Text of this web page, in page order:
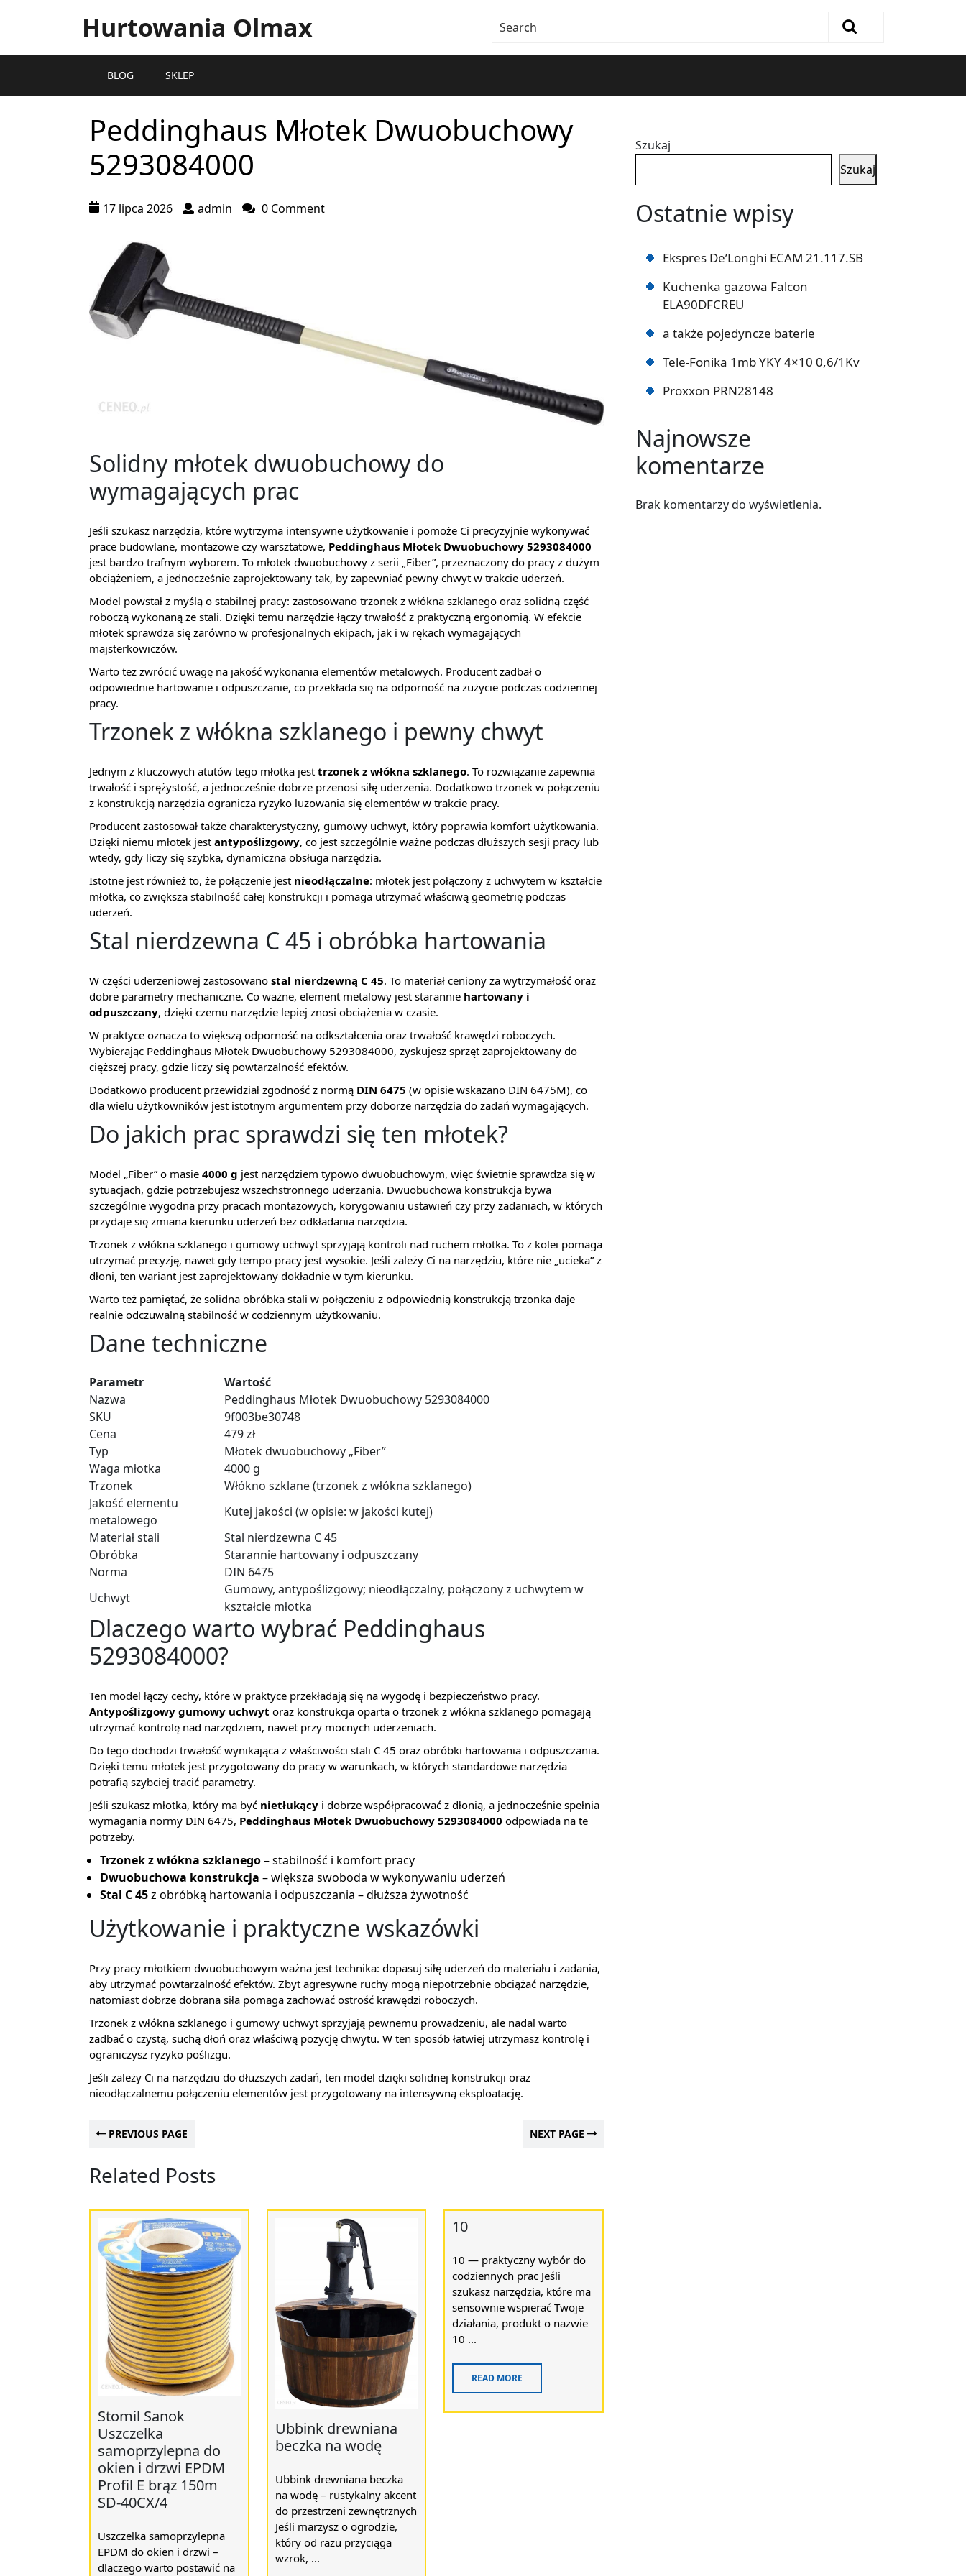
Hurtowania Olmax
BLOG SKLEP
Peddinghaus Młotek Dwuobuchowy
5293084000
17 lipca 2026 admin 0 Comment
Solidny młotek dwuobuchowy do
wymagających prac
Jeśli szukasz narzędzia, które wytrzyma intensywne użytkowanie i pomoże Ci precyzyjnie wykonywać
prace budowlane, montażowe czy warsztatowe, Peddinghaus Młotek Dwuobuchowy 5293084000
jest bardzo trafnym wyborem. To młotek dwuobuchowy z serii „Fiber”, przeznaczony do pracy z dużym
obciążeniem, a jednocześnie zaprojektowany tak, by zapewniać pewny chwyt w trakcie uderzeń.
Model powstał z myślą o stabilnej pracy: zastosowano trzonek z włókna szklanego oraz solidną część
roboczą wykonaną ze stali. Dzięki temu narzędzie łączy trwałość z praktyczną ergonomią. W efekcie
młotek sprawdza się zarówno w profesjonalnych ekipach, jak i w rękach wymagających
majsterkowiczów.
Warto też zwrócić uwagę na jakość wykonania elementów metalowych. Producent zadbał o
odpowiednie hartowanie i odpuszczanie, co przekłada się na odporność na zużycie podczas codziennej
pracy.
Trzonek z włókna szklanego i pewny chwyt
Jednym z kluczowych atutów tego młotka jest trzonek z włókna szklanego. To rozwiązanie zapewnia
trwałość i sprężystość, a jednocześnie dobrze przenosi siłę uderzenia. Dodatkowo trzonek w połączeniu
z konstrukcją narzędzia ogranicza ryzyko luzowania się elementów w trakcie pracy.
Producent zastosował także charakterystyczny, gumowy uchwyt, który poprawia komfort użytkowania.
Dzięki niemu młotek jest antypoślizgowy, co jest szczególnie ważne podczas dłuższych sesji pracy lub
wtedy, gdy liczy się szybka, dynamiczna obsługa narzędzia.
Istotne jest również to, że połączenie jest nieodłączalne: młotek jest połączony z uchwytem w kształcie
młotka, co zwiększa stabilność całej konstrukcji i pomaga utrzymać właściwą geometrię podczas
uderzeń.
Stal nierdzewna C 45 i obróbka hartowania
W części uderzeniowej zastosowano stal nierdzewną C 45. To materiał ceniony za wytrzymałość oraz
dobre parametry mechaniczne. Co ważne, element metalowy jest starannie hartowany i
odpuszczany, dzięki czemu narzędzie lepiej znosi obciążenia w czasie.
W praktyce oznacza to większą odporność na odkształcenia oraz trwałość krawędzi roboczych.
Wybierając Peddinghaus Młotek Dwuobuchowy 5293084000, zyskujesz sprzęt zaprojektowany do
cięższej pracy, gdzie liczy się powtarzalność efektów.
Dodatkowo producent przewidział zgodność z normą DIN 6475 (w opisie wskazano DIN 6475M), co
dla wielu użytkowników jest istotnym argumentem przy doborze narzędzia do zadań wymagających.
Do jakich prac sprawdzi się ten młotek?
Model „Fiber” o masie 4000 g jest narzędziem typowo dwuobuchowym, więc świetnie sprawdza się w
sytuacjach, gdzie potrzebujesz wszechstronnego uderzania. Dwuobuchowa konstrukcja bywa
szczególnie wygodna przy pracach montażowych, korygowaniu ustawień czy przy zadaniach, w których
przydaje się zmiana kierunku uderzeń bez odkładania narzędzia.
Trzonek z włókna szklanego i gumowy uchwyt sprzyjają kontroli nad ruchem młotka. To z kolei pomaga
utrzymać precyzję, nawet gdy tempo pracy jest wysokie. Jeśli zależy Ci na narzędziu, które nie „ucieka” z
dłoni, ten wariant jest zaprojektowany dokładnie w tym kierunku.
Warto też pamiętać, że solidna obróbka stali w połączeniu z odpowiednią konstrukcją trzonka daje
realnie odczuwalną stabilność w codziennym użytkowaniu.
Dane techniczne
Parametr
Wartość
Nazwa
Peddinghaus Młotek Dwuobuchowy 5293084000
SKU
9f003be30748
Cena
479 zł
Typ
Młotek dwuobuchowy „Fiber”
Waga młotka
4000 g
Trzonek
Włókno szklane (trzonek z włókna szklanego)
Jakość elementu
metalowego
Kutej jakości (w opisie: w jakości kutej)
Materiał stali
Stal nierdzewna C 45
Obróbka
Starannie hartowany i odpuszczany
Norma
DIN 6475
Uchwyt
Gumowy, antypoślizgowy; nieodłączalny, połączony z uchwytem w
kształcie młotka
Dlaczego warto wybrać Peddinghaus
5293084000?
Ten model łączy cechy, które w praktyce przekładają się na wygodę i bezpieczeństwo pracy.
Antypoślizgowy gumowy uchwyt oraz konstrukcja oparta o trzonek z włókna szklanego pomagają
utrzymać kontrolę nad narzędziem, nawet przy mocnych uderzeniach.
Do tego dochodzi trwałość wynikająca z właściwości stali C 45 oraz obróbki hartowania i odpuszczania.
Dzięki temu młotek jest przygotowany do pracy w warunkach, w których standardowe narzędzia
potrafią szybciej tracić parametry.
Jeśli szukasz młotka, który ma być nietłukący i dobrze współpracować z dłonią, a jednocześnie spełnia
wymagania normy DIN 6475, Peddinghaus Młotek Dwuobuchowy 5293084000 odpowiada na te
potrzeby.
Trzonek z włókna szklanego– stabilność i komfort pracy
Dwuobuchowa konstrukcja – większa swoboda w wykonywaniu uderzeń
Stal C 45z obróbką hartowania i odpuszczania – dłuższa żywotność
Użytkowanie i praktyczne wskazówki
Przy pracy młotkiem dwuobuchowym ważna jest technika: dopasuj siłę uderzeń do materiału i zadania,
aby utrzymać powtarzalność efektów. Zbyt agresywne ruchy mogą niepotrzebnie obciążać narzędzie,
natomiast dobrze dobrana siła pomaga zachować ostrość krawędzi roboczych.
Trzonek z włókna szklanego i gumowy uchwyt sprzyjają pewnemu prowadzeniu, ale nadal warto
zadbać o czystą, suchą dłoń oraz właściwą pozycję chwytu. W ten sposób łatwiej utrzymasz kontrolę i
ograniczysz ryzyko poślizgu.
Jeśli zależy Ci na narzędziu do dłuższych zadań, ten model dzięki solidnej konstrukcji oraz
nieodłączalnemu połączeniu elementów jest przygotowany na intensywną eksploatację.
PREVIOUS PAGE NEXT PAGE
Related Posts
Stomil Sanok
Uszczelka
samoprzylepna do
okien i drzwi EPDM
Profil E brąz 150m
SD-40CX/4
Uszczelka samoprzylepna
EPDM do okien i drzwi –
dlaczego warto postawić na
Ubbink drewniana
beczka na wodę
Ubbink drewniana beczka
na wodę – rustykalny akcent
do przestrzeni zewnętrznych
Jeśli marzysz o ogrodzie,
który od razu przyciąga
wzrok, ...
10
10 — praktyczny wybór do
codziennych prac Jeśli
szukasz narzędzia, które ma
sensownie wspierać Twoje
działania, produkt o nazwie
10 ...
READ MORE
Szukaj
Szukaj
Ostatnie wpisy
Ekspres De’Longhi ECAM 21.117.SB
Kuchenka gazowa Falcon
ELA90DFCREU
a także pojedyncze baterie
Tele-Fonika 1mb YKY 4×10 0,6/1Kv
Proxxon PRN28148
Najnowsze
komentarze
Brak komentarzy do wyświetlenia.